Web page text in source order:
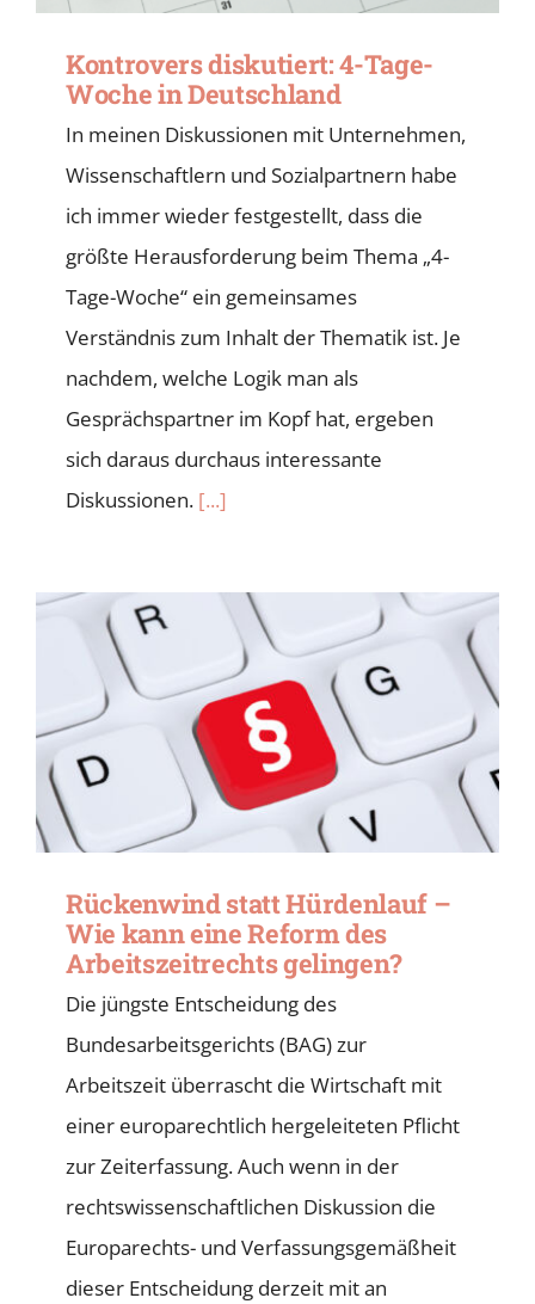
Kontrovers diskutiert: 4-Tage-
Woche in Deutschland
In meinen Diskussionen mit Unternehmen,
Wissenschaftlern und Sozialpartnern habe
ich immer wieder festgestellt, dass die
größte Herausforderung beim Thema „4-
Tage-Woche“ ein gemeinsames
Verständnis zum Inhalt der Thematik ist. Je
nachdem, welche Logik man als
Gesprächspartner im Kopf hat, ergeben
sich daraus durchaus interessante
Diskussionen. [...]
Rückenwind statt Hürdenlauf –
Wie kann eine Reform des
Arbeitszeitrechts gelingen?
Die jüngste Entscheidung des
Bundesarbeitsgerichts (BAG) zur
Arbeitszeit überrascht die Wirtschaft mit
einer europarechtlich hergeleiteten Pflicht
zur Zeiterfassung. Auch wenn in der
rechtswissenschaftlichen Diskussion die
Europarechts- und Verfassungsgemäßheit
dieser Entscheidung derzeit mit an